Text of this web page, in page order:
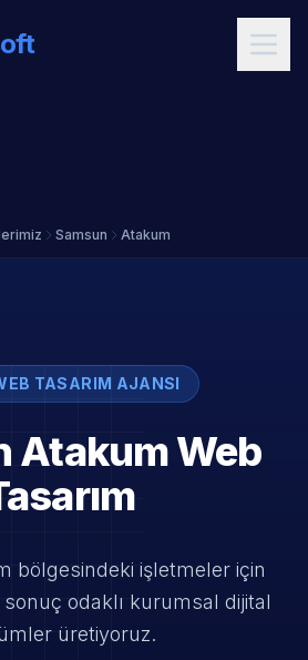
Samsun Atakum
TASARIM AJANSI
Atakum Web
bölgesindeki işletmeler için
sonuç odaklı kurumsal dijital
üretiyoruz.